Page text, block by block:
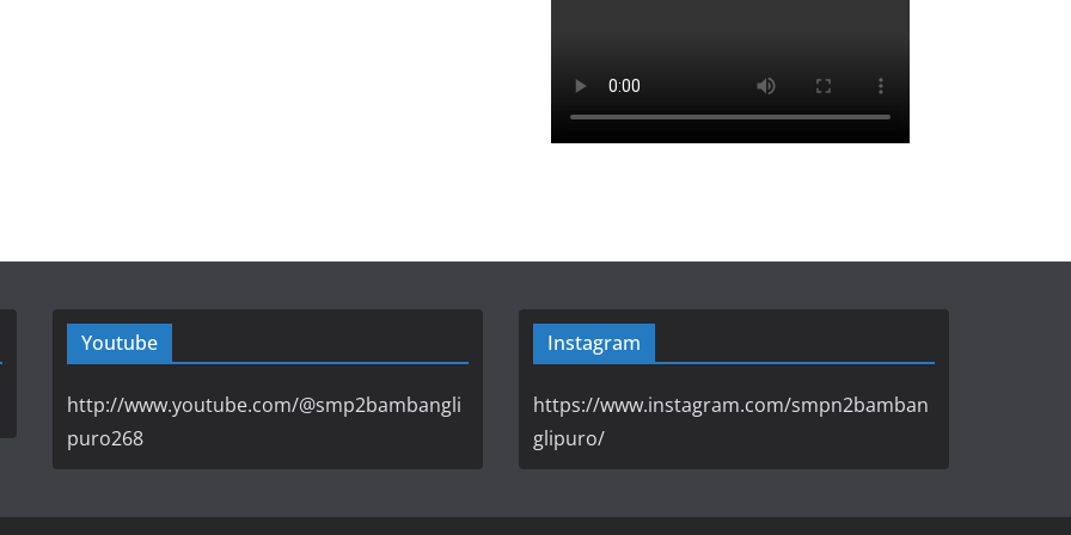
Youtube
http://www.youtube.com/@smp2bambangli
puro268
Instagram
https://www.instagram.com/smpn2bamban
glipuro/